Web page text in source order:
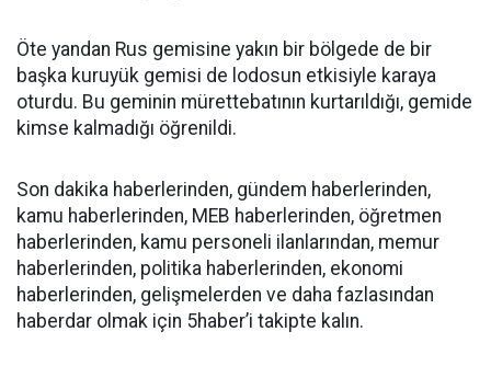
Öte yandan Rus gemisine yakın bir bölgede de bir
başka kuruyük gemisi de lodosun etkisiyle karaya
oturdu. Bu geminin mürettebatının kurtarıldığı, gemide
kimse kalmadığı öğrenildi.
Son dakika haberlerinden, gündem haberlerinden,
kamu haberlerinden, MEB haberlerinden, öğretmen
haberlerinden, kamu personeli ilanlarından, memur
haberlerinden, politika haberlerinden, ekonomi
haberlerinden, gelişmelerden ve daha fazlasından
haberdar olmak için 5haber’i takipte kalın.